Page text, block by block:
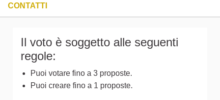
CONTATTI
Il voto è soggetto alle seguenti
regole:
Puoi votare fino a 3 proposte.
Puoi creare fino a 1 proposte.